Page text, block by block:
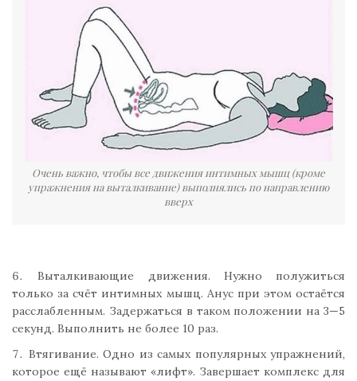
Очень важно, чтобы все движения интимных мышц (кроме
упражнения на выталкивание) выполнялись по направлению
вверх
Выталкивающие движения. Нужно полужиться
только за счёт интимных мышц. Анус при этом остаётся
расслабленным. Задержаться в таком положении на 3—5
секунд. Выполнить не более 10 раз.
Втягивание. Одно из самых популярных упражнений,
которое ещё называют «лифт». Завершает комплекс для